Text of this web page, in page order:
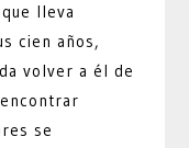
lleva
cien años,
volver a él de
se